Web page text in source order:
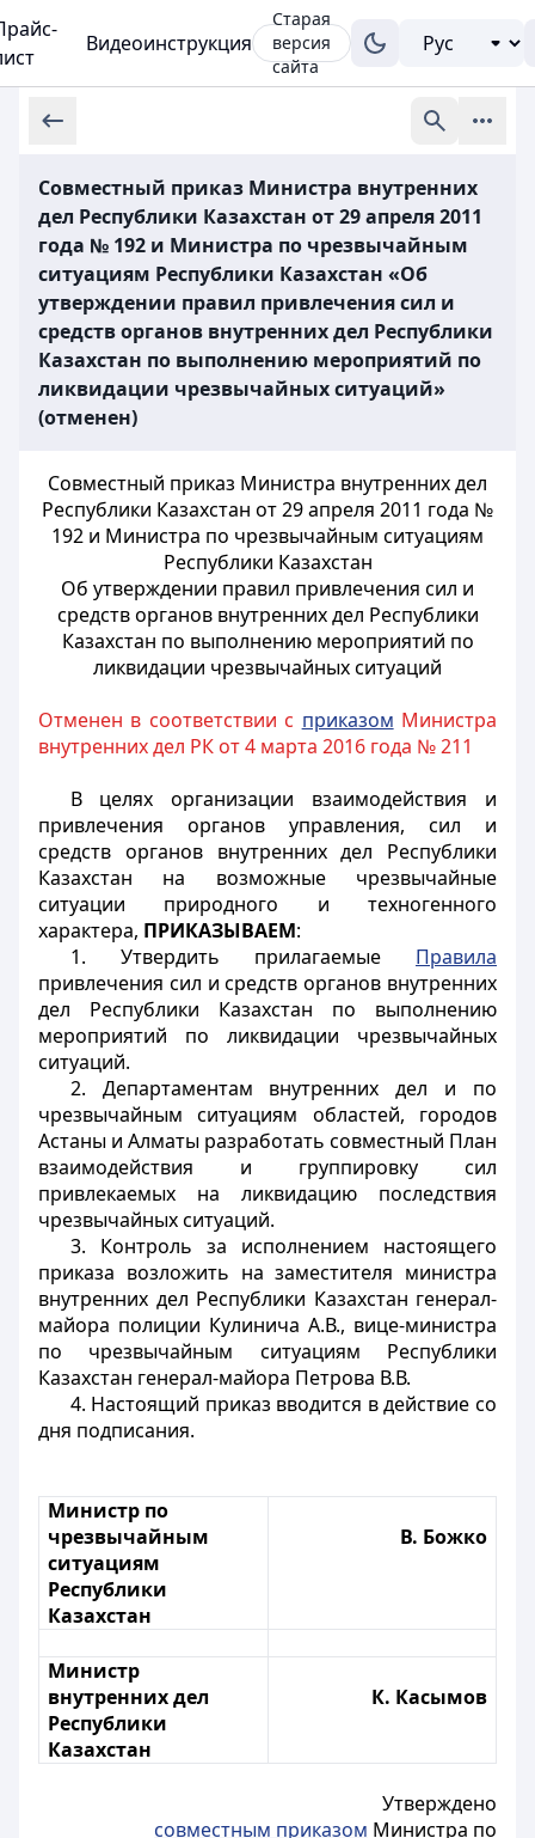
Видеоинструкция
Старая
версия
сайта
Совместный приказ Министра внутренних
дел Республики Казахстан от 29 апреля 2011
года № 192 и Министра по чрезвычайным
ситуациям Республики Казахстан «Об
утверждении правил привлечения сил и
средств органов внутренних дел Республики
Казахстан по выполнению мероприятий по
ликвидации чрезвычайных ситуаций»
(отменен)
Совместный приказ Министра внутренних дел
Республики Казахстан от 29 апреля 2011 года №
192 и Министра по чрезвычайным ситуациям
Республики Казахстан
Об утверждении правил привлечения сил и
средств органов внутренних дел Республики
Казахстан по выполнению мероприятий по
ликвидации чрезвычайных ситуаций
Отменен в соответствии с приказом Министра
внутренних дел РК от 4 марта 2016 года № 211
В целях организации взаимодействия и
привлечения органов управления, сил и
средств органов внутренних дел Республики
Казахстан на возможные чрезвычайные
ситуации природного и техногенного
характера, ПРИКАЗЫВАЕМ:
1. Утвердить прилагаемые Правила
привлечения сил и средств органов внутренних
дел Республики Казахстан по выполнению
мероприятий по ликвидации чрезвычайных
ситуаций.
2. Департаментам внутренних дел и по
чрезвычайным ситуациям областей, городов
Астаны и Алматы разработать совместный План
взаимодействия и группировку сил
привлекаемых на ликвидацию последствия
чрезвычайных ситуаций.
3. Контроль за исполнением настоящего
приказа возложить на заместителя министра
внутренних дел Республики Казахстан генерал-
майора полиции Кулинича А.В., вице-министра
по чрезвычайным ситуациям Республики
Казахстан генерал-майора Петрова В.В.
4. Настоящий приказ вводится в действие со
дня подписания.
Министр по
чрезвычайным
ситуациям
Республики
Казахстан
В. Божко
Министр
внутренних дел
Республики
Казахстан
К. Касымов
Утверждено
совместным приказом Министра по